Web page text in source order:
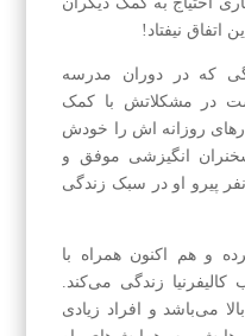
اتفاق نیفتاد!
که در دوران مدرسه
در مشکلاتش با کمک
روزانه اش را خودش
انگیزشی موفق و
پیرو او در سبک زندگی
و هم اکنون همراه با
زندگی می‌کند.
می‌باشد و افراد زیادی